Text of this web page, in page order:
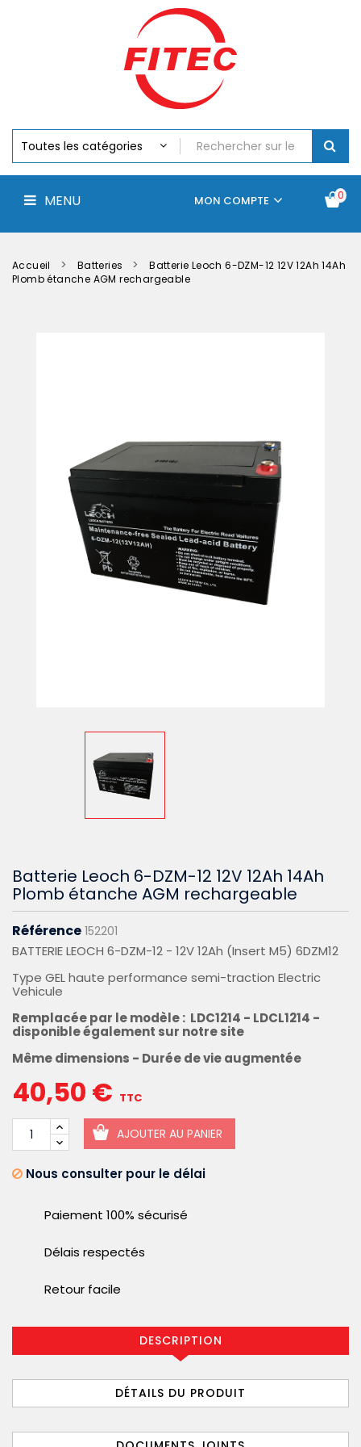
MENU 0
MON COMPTE
Chargeurs
Accus
Perceuse,
Visseuse
Batteries
Accueil Batteries
Batterie Leoch 6-DZM-12 12V 12Ah 14Ah
Plomb étanche AGM rechargeable
Batterie Leoch 6-DZM-12 12V 12Ah 14Ah
Plomb étanche AGM rechargeable
Référence 152201
BATTERIE LEOCH 6-DZM-12 - 12V 12Ah (Insert M5) 6DZM12
Type GEL haute performance semi-traction Electric
Vehicule
Remplacée par le modèle : LDC1214 - LDCL1214 -
disponible également sur notre site
Même dimensions - Durée de vie augmentée
40,50 € TTC
AJOUTER AU PANIER
Nous consulter pour le délai
Paiement 100% sécurisé
Délais respectés
Retour facile
DESCRIPTION
DÉTAILS DU PRODUIT